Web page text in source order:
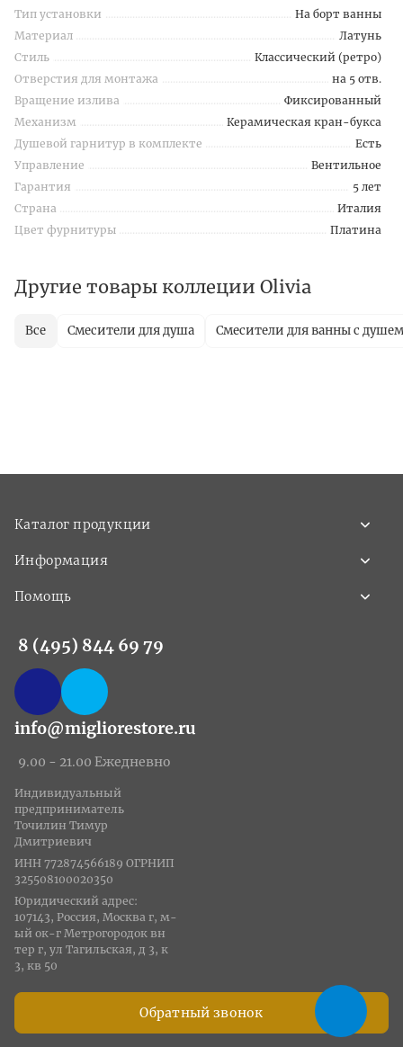
Тип установки
На борт ванны
Материал
Латунь
Стиль
Классический (ретро)
Отверстия для монтажа
на 5 отв.
Вращение излива
Фиксированный
Механизм
Керамическая кран-букса
Душевой гарнитур в комплекте
Есть
Управление
Вентильное
Гарантия
5 лет
Страна
Италия
Цвет фурнитуры
Платина
Другие товары коллеции Olivia
Все Смесители для душа Смесители для ванны с душем
Каталог продукции
Информация
Помощь
8 (495) 844 69 79
info@migliorestore.ru
9.00 - 21.00 Ежедневно
Обратный звонок
Индивидуальный
предприниматель
Точилин Тимур
Дмитриевич
ИНН 772874566189 ОГРНИП
325508100020350
Юридический адрес:
107143, Россия, Москва г, м-
ый ок-г Метрогородок вн
тер г, ул Тагильская, д 3, к
3, кв 50